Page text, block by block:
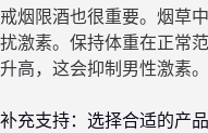
戒烟限酒也很重要。烟草
扰激素。保持体重在正常
升高，这会抑制男性激素。
补充支持：选择合适的产品